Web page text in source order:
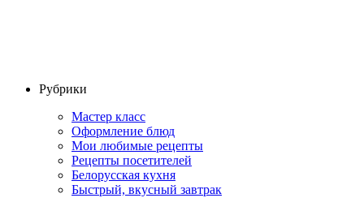
Рубрики
Мастер класс
Оформление блюд
Мои любимые рецепты
Рецепты посетителей
Белорусская кухня
Быстрый, вкусный завтрак